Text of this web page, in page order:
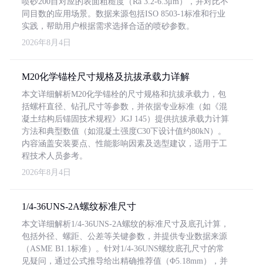
同目数的应用场景。数据来源包括ISO 8503-1标准和行业
实践，帮助用户根据需求选择合适的喷砂参数。
2026年8月4日
M20化学锚栓尺寸规格及抗拔承载力详解
本文详细解析M20化学锚栓的尺寸规格和抗拔承载力，包
括螺杆直径、钻孔尺寸等参数，并依据专业标准（如《混
凝土结构后锚固技术规程》JGJ 145）提供抗拔承载力计算
方法和典型数值（如混凝土强度C30下设计值约80kN）。
内容涵盖安装要点、性能影响因素及选型建议，适用于工
程技术人员参考。
2026年8月4日
1/4-36UNS-2A螺纹标准尺寸
本文详细解析1/4-36UNS-2A螺纹的标准尺寸及底孔计算，
包括外径、螺距、公差等关键参数，并提供专业数据来源
（ASME B1.1标准）。针对1/4-36UNS螺纹底孔尺寸的常
见疑问，通过公式推导给出精确推荐值（Φ5.18mm），并